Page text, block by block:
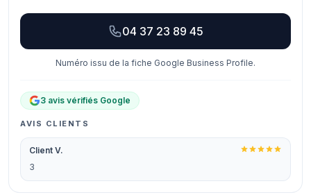
04 37 23 89 45
Numéro issu de la fiche Google Business Profile.
3 avis vérifiés Google
AVIS CLIENTS
Client V.
3